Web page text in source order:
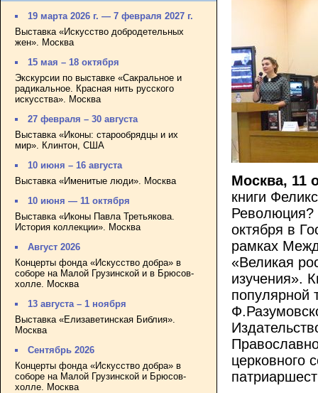
19 марта 2026 г. — 7 февраля 2027 г.
Выставка «Искусство добродетельных
жен». Москва
15 мая – 18 октября
Экскурсии по выставке «Сакральное и
радикальное. Красная нить русского
искусства». Москва
27 февраля – 30 августа
Выставка «Иконы: старообрядцы и их
мир». Клинтон, США
10 июня – 16 августа
Выставка «Именитые люди». Москва
10 июня — 11 октября
Выставка «Иконы Павла Третьякова.
История коллекции». Москва
Август 2026
Концерты фонда «Искусство добра» в
соборе на Малой Грузинской и в Брюсов-
холле. Москва
13 августа – 1 ноября
Выставка «Елизаветинская Библия».
Москва
Сентябрь 2026
Концерты фонда «Искусство добра» в
соборе на Малой Грузинской и Брюсов-
холле. Москва
Москва, 11
книги
Революция?
октября в
рамках
«Великая
изучения».
популярной
церковного